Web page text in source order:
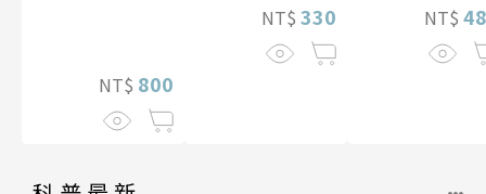
NT$ 800
NT$ 330 NT$